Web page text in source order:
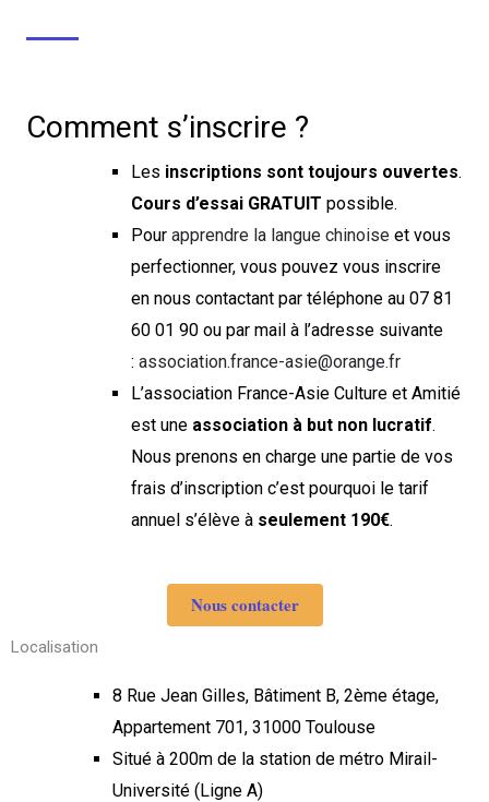
Comment s’inscrire ?
Les inscriptions sont toujours ouvertes.
Cours d’essai GRATUIT possible.
Pour apprendre la langue chinoise et vous
perfectionner, vous pouvez vous inscrire
en nous contactant par téléphone au 07 81
60 01 90 ou par mail à l’adresse suivante
: association.france-asie@orange.fr
L’association France-Asie Culture et Amitié
est une association à but non lucratif.
Nous prenons en charge une partie de vos
frais d’inscription c’est pourquoi le tarif
annuel s’élève à seulement 190€.
Nous contacter
Localisation
8 Rue Jean Gilles, Bâtiment B, 2ème étage,
Appartement 701, 31000 Toulouse
Situé à 200m de la station de métro Mirail-
Université (Ligne A)